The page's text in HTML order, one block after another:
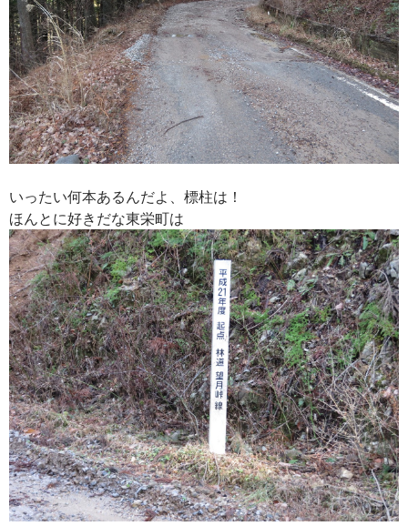
いったい何本あるんだよ、標柱は！
ほんとに好きだな東栄町は